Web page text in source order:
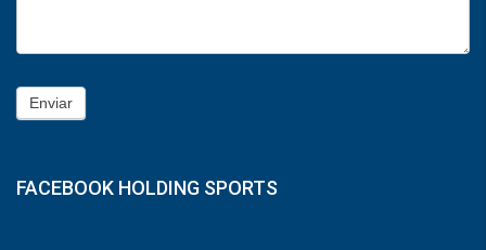
Enviar
FACEBOOK HOLDING SPORTS